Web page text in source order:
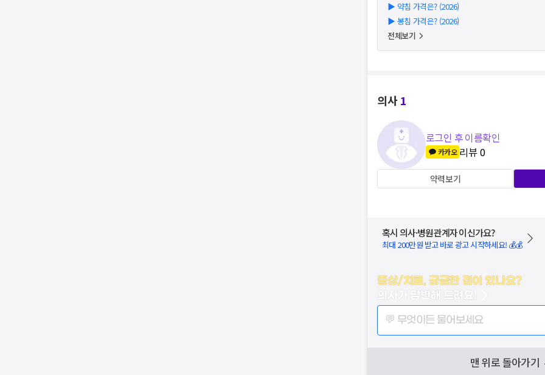
▶ 약침 가격은? (2026)
▶ 봉침 가격은? (2026)
전체보기
의사1
로그인 후 이름확인
카카오 리뷰0
약력보기
혹시 의사·병원관계자 이신가요?
최대 200만원 받고 바로 광고 시작하세요! 💰💰
증상/치료, 궁금한 점이 있나요?
의사가 답변해 드려요!
💬 무엇이든 물어보세요
맨 위로 돌아가기